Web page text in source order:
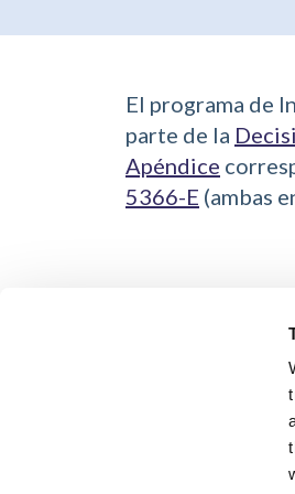
El programa de
parte de la
Apéndice
5366-E (ambas
Comuníquese